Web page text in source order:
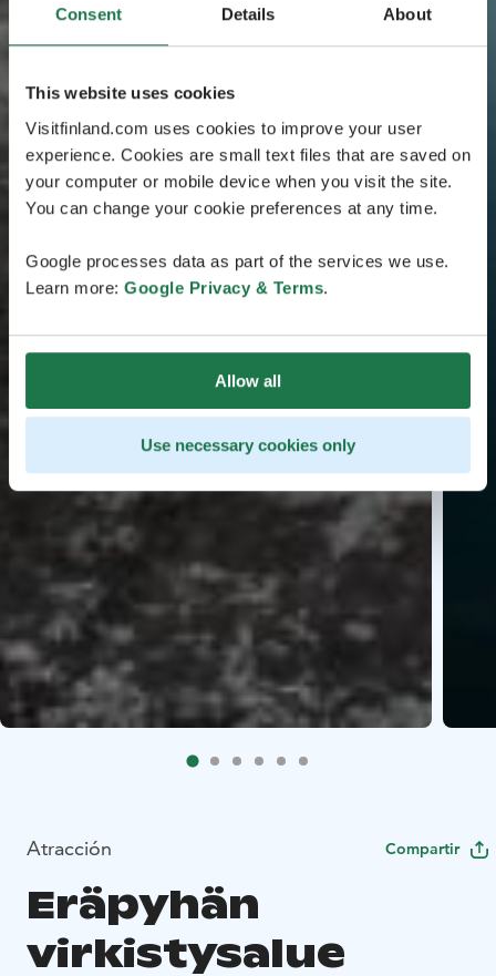
Consent Details About
This website uses cookies
Visitfinland.com uses cookies to improve your user
experience. Cookies are small text files that are saved on
your computer or mobile device when you visit the site.
You can change your cookie preferences at any time.
Google processes data as part of the services we use.
Learn more: Google Privacy & Terms.
Allow all
Use necessary cookies only
Atracción Compartir
Eräpyhän
virkistysalue